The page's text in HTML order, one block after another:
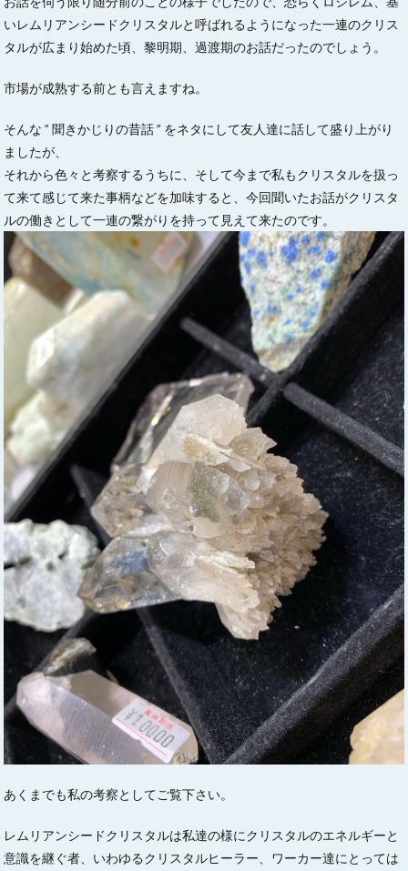
いレムリアンシードクリスタルと呼ばれるようになった一連のクリス
タルが広まり始めた頃、黎明期、過渡期のお話だったのでしょう。
市場が成熟する前とも言えますね。
そんな ” 聞きかじりの昔話 ” をネタにして友人達に話して盛り上がり
ましたが、
それから色々と考察するうちに、そして今まで私もクリスタルを扱っ
て来て感じて来た事柄などを加味すると、今回聞いたお話がクリスタ
ルの働きとして一連の繋がりを持って見えて来たのです。
あくまでも私の考察としてご覧下さい。
レムリアンシードクリスタルは私達の様にクリスタルのエネルギーと
意識を継ぐ者、いわゆるクリスタルヒーラー、ワーカー達にとっては